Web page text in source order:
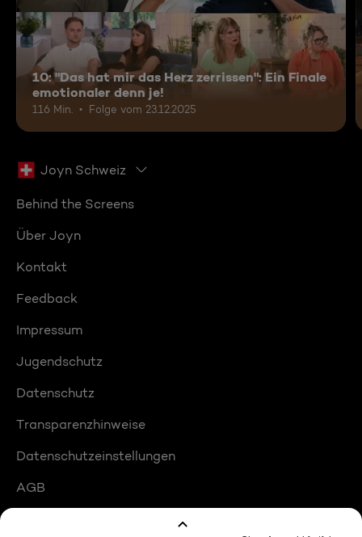
10: "Das hat mir das Herz zerrissen": Ein Finale
emotionaler denn je!
116 Min. Folge vom 23.12.2025
Joyn Schweiz
Behind the Screens
Über Joyn
Kontakt
Feedback
Impressum
Jugendschutz
Datenschutz
Transparenzhinweise
Datenschutzeinstellungen
AGB